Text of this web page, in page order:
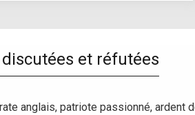
et réfutées
anglais, patriote passionné, ardent